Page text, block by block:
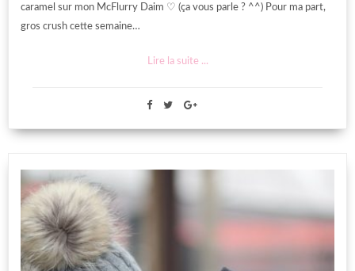
caramel sur mon McFlurry Daim ♡ (ça vous parle ? ^^) Pour ma part,
gros crush cette semaine…
Lire la suite ...